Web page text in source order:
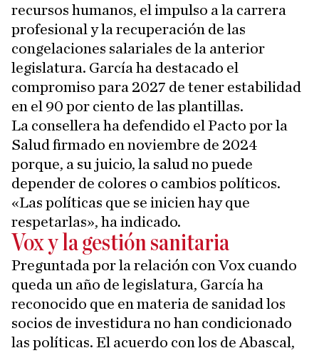
recursos humanos, el impulso a la carrera
profesional y la recuperación de las
congelaciones salariales de la anterior
legislatura. García ha destacado el
compromiso para 2027 de tener estabilidad
en el 90 por ciento de las plantillas.
La consellera ha defendido el Pacto por la
Salud firmado en noviembre de 2024
porque, a su juicio, la salud no puede
depender de colores o cambios políticos.
«Las políticas que se inicien hay que
respetarlas», ha indicado.
Vox y la gestión sanitaria
Preguntada por la relación con Vox cuando
queda un año de legislatura, García ha
reconocido que en materia de sanidad los
socios de investidura no han condicionado
las políticas. El acuerdo con los de Abascal,